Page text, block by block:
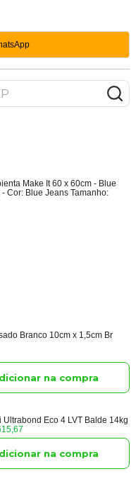
Make It 60 x 60cm - Blue
- Cor: Blue Jeans Tamanho:
Branco 10cm x 1,5cm Br
na compra
Eco 4 LVT Balde 14kg
na compra